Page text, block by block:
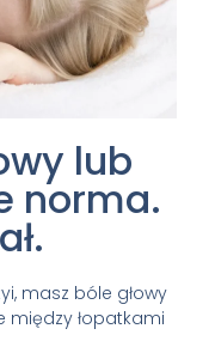
lub
norma.
masz bóle głowy
między łopatkami